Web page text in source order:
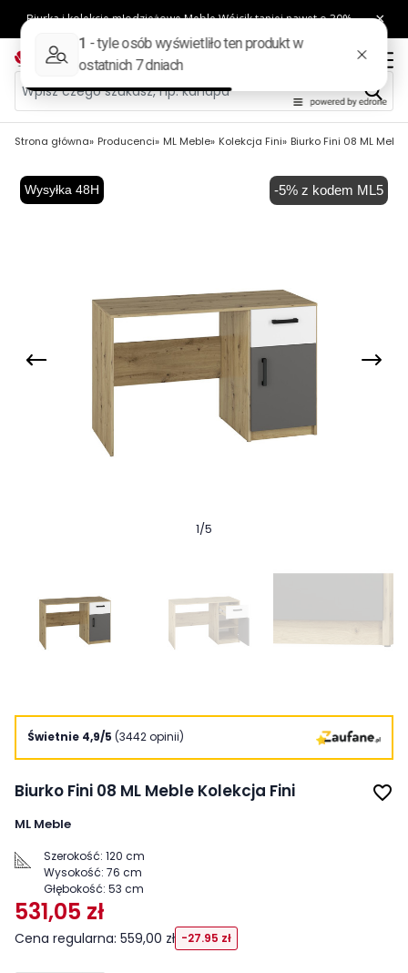
Strona główna Producenci ML Meble Kolekcja Fini Biurko Fini 08 ML
-5% z kodem ML5
Wysyłka 48H
1/5
Świetnie 4,9/5 (3442 opinii)
Biurko Fini 08 ML Meble Kolekcja Fini favorite_border
ML Meble
Szerokość: 120 cm
Wysokość: 76 cm
Głębokość: 53 cm
531,05 zł
Cena regularna: 559,00 zł -27.95 zł